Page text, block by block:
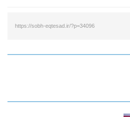
https://sobh-eqtesad.ir/?p=34096